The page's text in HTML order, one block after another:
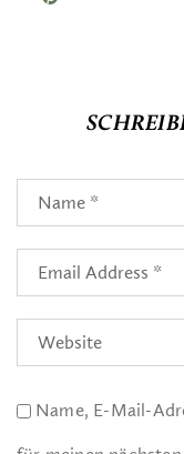
Name, E-Mail-